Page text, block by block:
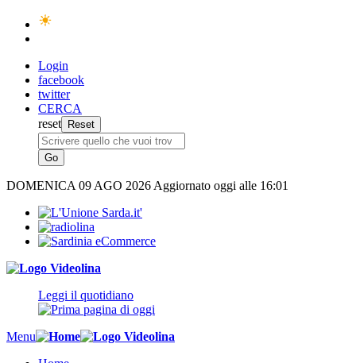
Login
facebook
twitter
CERCA
reset
DOMENICA 09 AGO 2026 Aggiornato oggi alle 16:01
Leggi il quotidiano
Menu